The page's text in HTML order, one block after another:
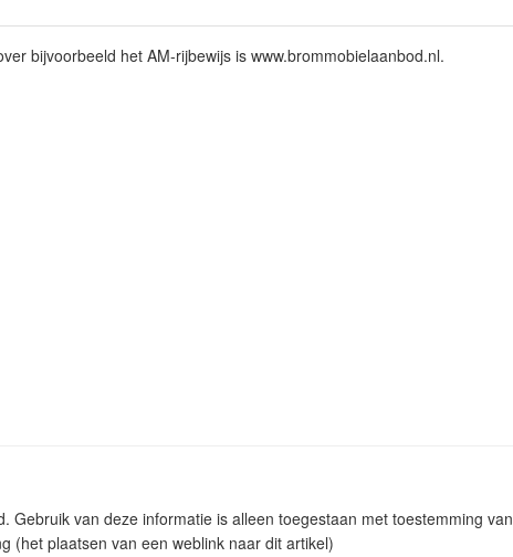
bijvoorbeeld het AM-rijbewijs is www.brommobielaanbod.nl.
Gebruik van deze informatie is alleen toegestaan met toestemming van
(het plaatsen van een weblink naar dit artikel)